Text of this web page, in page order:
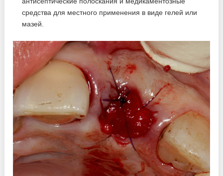
средства для местного применения в виде гелей или
мазей.